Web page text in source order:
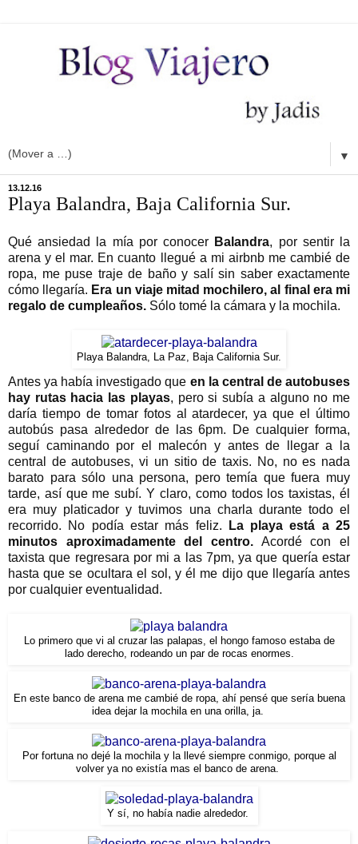
▼
13.12.16
Playa Balandra, Baja California Sur.
Qué ansiedad la mía por conocer Balandra, por sentir la
arena y el mar. En cuanto llegué a mi airbnb me cambié de
ropa, me puse traje de baño y salí sin saber exactamente
cómo llegaría. Era un viaje mitad mochilero, al final era mi
regalo de cumpleaños. Sólo tomé la cámara y la mochila.
Playa Balandra, La Paz, Baja California Sur.
Antes ya había investigado que en la central de autobuses
hay rutas hacia las playas, pero si subía a alguno no me
daría tiempo de tomar fotos al atardecer, ya que el último
autobús pasa alrededor de las 6pm. De cualquier forma,
seguí caminando por el malecón y antes de llegar a la
central de autobuses, vi un sitio de taxis. No, no es nada
barato para sólo una persona, pero temía que fuera muy
tarde, así que me subí. Y claro, como todos los taxistas, él
era muy platicador y tuvimos una charla durante todo el
recorrido. No podía estar más feliz.
La playa está a 25
minutos aproximadamente del centro. Acordé con el
taxista que regresara por mi a las 7pm, ya que quería estar
hasta que se ocultara el sol, y él me dijo que llegaría antes
por cualquier eventualidad.
Lo primero que vi al cruzar las palapas, el hongo famoso estaba de
lado derecho, rodeando un par de rocas enormes.
En este banco de arena me cambié de ropa, ahí pensé que sería buena
idea dejar la mochila en una orilla, ja.
Por fortuna no dejé la mochila y la llevé siempre conmigo, porque al
volver ya no existía mas el banco de arena.
Y sí, no había nadie alrededor.